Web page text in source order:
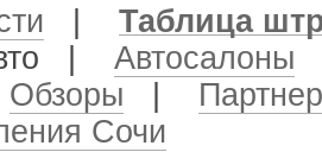
Таблица
Автосалоны
Обзоры
Сочи